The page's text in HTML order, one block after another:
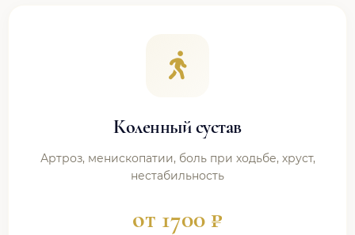
Коленный сустав
Артроз, менископатии, боль при ходьбе, хруст,
нестабильность
от 1700 ₽